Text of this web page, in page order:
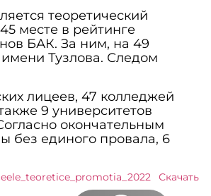
теоретический
месте в рейтинге
БАК. За ним, на 49
Тузлова. Следом
лицеев, 47 колледжей
9 университетов
окончательным
без единого провала, 6
Скачать